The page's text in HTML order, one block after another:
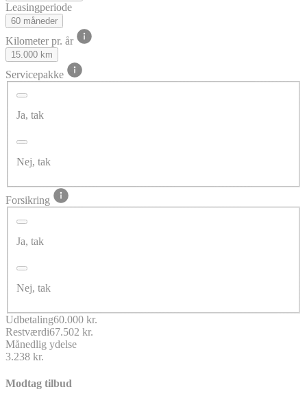
Leasingperiode
60 måneder
Kilometer pr. år
15.000 km
Servicepakke
Ja, tak
Nej, tak
Forsikring
Ja, tak
Nej, tak
Udbetaling60.000 kr.
Restværdi67.502 kr.
Månedlig ydelse
3.238 kr.
Modtag tilbud